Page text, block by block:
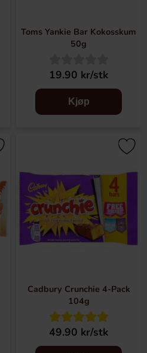
Toms Yankie Bar Kokosskum
50g
19.90 kr/stk
Kjøp
Cadbury Crunchie 4-Pack
104g
49.90 kr/stk